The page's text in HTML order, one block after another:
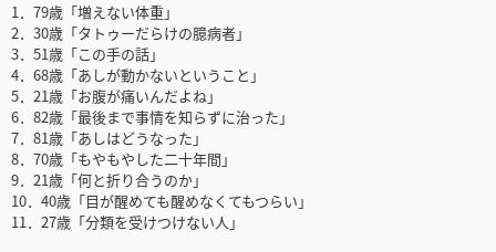
1．79歳「増えない体重」
2．30歳「タトゥーだらけの臆病者」
3．51歳「この手の話」
4．68歳「あしが動かないということ」
5．21歳「お腹が痛いんだよね」
6．82歳「最後まで事情を知らずに治った」
7．81歳「あしはどうなった」
8．70歳「もやもやした二十年間」
9．21歳「何と折り合うのか」
10．40歳「目が醒めても醒めなくてもつらい」
11．27歳「分類を受けつけない人」